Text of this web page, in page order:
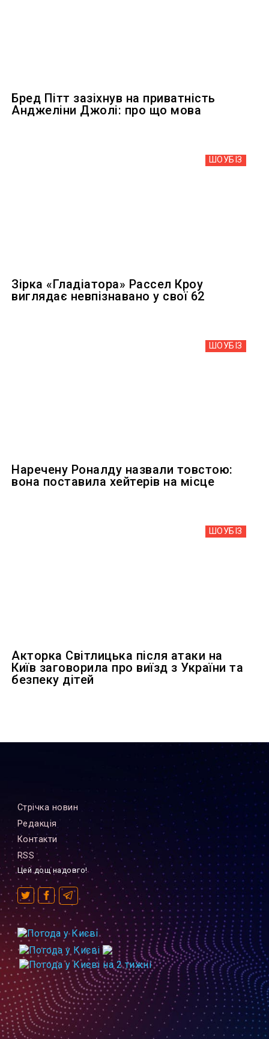
Бред Пітт зазіхнув на приватність
Анджеліни Джолі: про що мова
ШОУБIЗ
Зірка «Гладіатора» Рассел Кроу
виглядає невпізнавано у свої 62
ШОУБIЗ
Наречену Роналду назвали товстою:
вона поставила хейтерів на місце
ШОУБIЗ
Акторка Світлицька після атаки на
Київ заговорила про виїзд з України та
безпеку дітей
Стрiчка новин
Редакцiя
Контакти
RSS
Цей дощ надовго!